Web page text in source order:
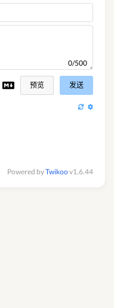
0/500
预览 发送
Powered byTwikoov1.6.44